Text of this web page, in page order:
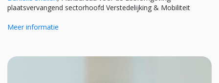
plaatsvervangend sectorhoofd Verstedelijking & Mobiliteit
Meer informatie